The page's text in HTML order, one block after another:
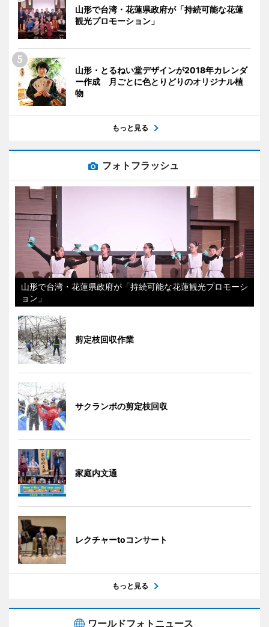
山形で台湾・花蓮県政府が「持続可能な花蓮
観光プロモーション」
山形・とるねい堂デザインが2018年カレンダ
ー作成 月ごとに色とりどりのオリジナル植
物
もっと見る
フォトフラッシュ
山形で台湾・花蓮県政府が「持続可能な花蓮観光プロモーシ
ョン」
剪定枝回収作業
サクランボの剪定枝回収
家庭内文通
レクチャーtoコンサート
もっと見る
ワールドフォトニュース